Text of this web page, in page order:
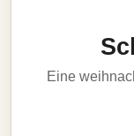
Eine